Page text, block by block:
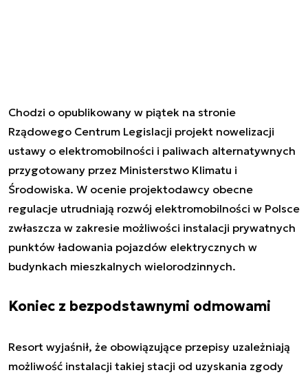
Chodzi o opublikowany w piątek na stronie
Rządowego Centrum Legislacji projekt nowelizacji
ustawy o elektromobilności i paliwach alternatywnych
przygotowany przez Ministerstwo Klimatu i
Środowiska. W ocenie projektodawcy obecne
regulacje utrudniają rozwój elektromobilności w Polsce
zwłaszcza w zakresie możliwości instalacji prywatnych
punktów ładowania pojazdów elektrycznych w
budynkach mieszkalnych wielorodzinnych.
Koniec z bezpodstawnymi odmowami
Resort wyjaśnił, że obowiązujące przepisy uzależniają
możliwość instalacji takiej stacji od uzyskania zgody